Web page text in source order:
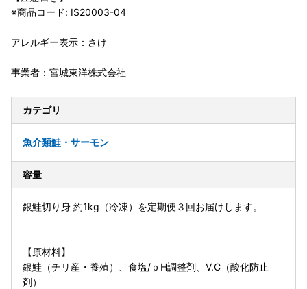
※商品コード: IS20003-04
アレルギー表示：さけ
事業者：宮城東洋株式会社
カテゴリ
魚介類鮭・サーモン
容量
銀鮭切り身 約1kg（冷凍）を定期便３回お届けします。
【原材料】
銀鮭（チリ産・養殖）、食塩/ｐH調整剤、V.C（酸化防止
剤）